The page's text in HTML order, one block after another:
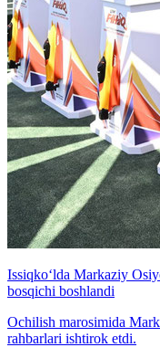
Issiqko‘lda Markaziy
bosqichi boshlandi
Ochilish marosimida
rahbarlari ishtirok etdi.